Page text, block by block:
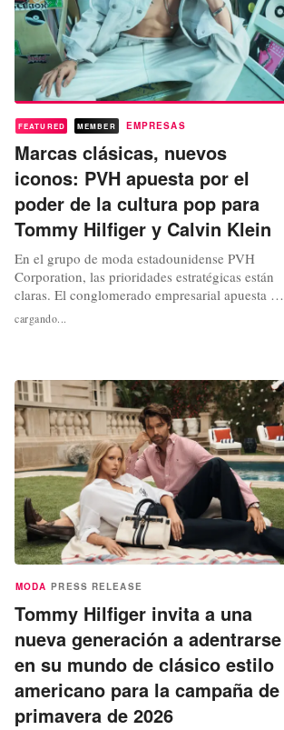
FEATURED MEMBER EMPRESAS
Marcas clásicas, nuevos
iconos: PVH apuesta por el
poder de la cultura pop para
Tommy Hilfiger y Calvin Klein
En el grupo de moda estadounidense PVH
Corporation, las prioridades estratégicas están
claras. El conglomerado empresarial apuesta por
completo por el fortalecimiento de sus dos
marcas tradicionales, Tommy Hilfiger y Calvin
musical y cultural desempeñan un...
cargando...
MODA PRESS RELEASE
Tommy Hilfiger invita a una
nueva generación a adentrarse
en su mundo de clásico estilo
americano para la campaña de
primavera de 2026